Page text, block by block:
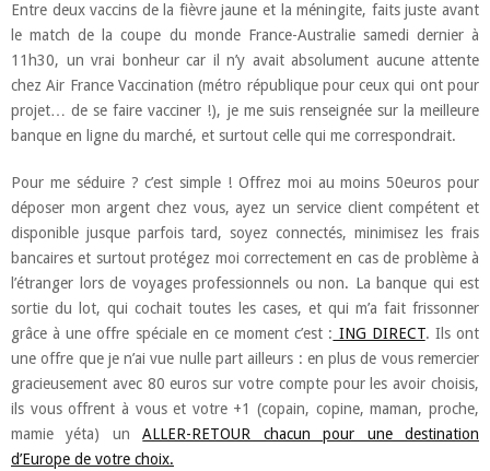
Entre deux vaccins de la fièvre jaune et la méningite, faits juste avant
le match de la coupe du monde France-Australie samedi dernier à
11h30, un vrai bonheur car il n’y avait absolument aucune attente
chez Air France Vaccination (métro république pour ceux qui ont pour
projet… de se faire vacciner !), je me suis renseignée sur la meilleure
banque en ligne du marché, et surtout celle qui me correspondrait.
Pour me séduire ? c’est simple ! Offrez moi au moins 50euros pour
déposer mon argent chez vous, ayez un service client compétent et
disponible jusque parfois tard, soyez connectés, minimisez les frais
bancaires et surtout protégez moi correctement en cas de problème à
l’étranger lors de voyages professionnels ou non. La banque qui est
sortie du lot, qui cochait toutes les cases, et qui m’a fait frissonner
grâce à une offre spéciale en ce moment c’est : ING DIRECT. Ils ont
une offre que je n’ai vue nulle part ailleurs : en plus de vous remercier
gracieusement avec 80 euros sur votre compte pour les avoir choisis,
ils vous offrent à vous et votre +1 (copain, copine, maman, proche,
mamie yéta) unALLER-RETOUR chacun pour une destination
d’Europe de votre choix.